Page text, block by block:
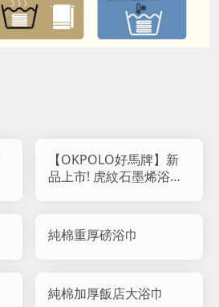
【OKPOLO好馬牌】新
品上市! 虎紋石墨烯浴巾
純棉重厚磅浴巾
純棉加厚飯店大浴巾